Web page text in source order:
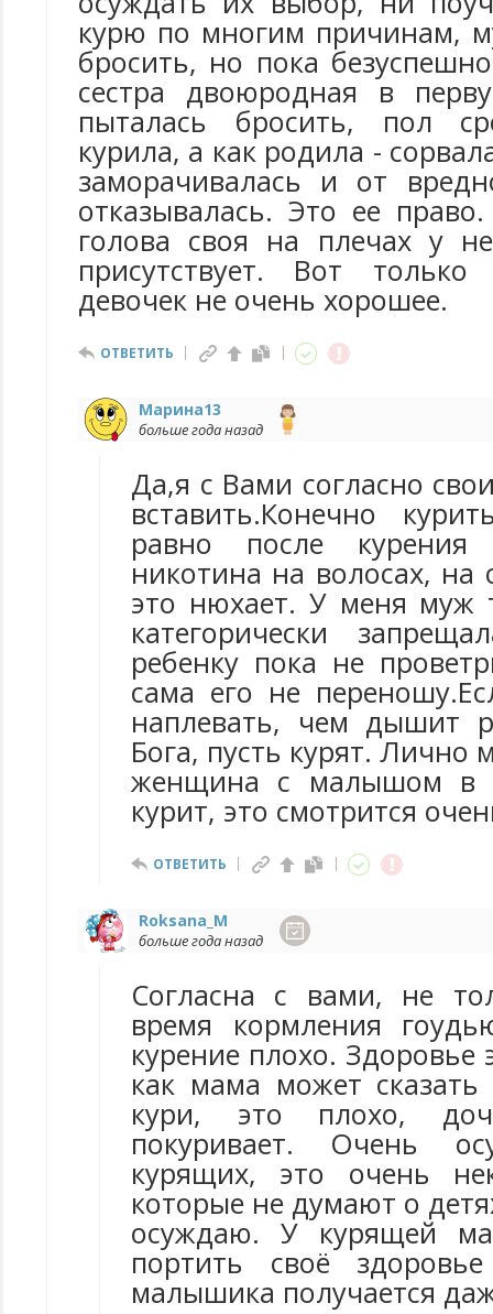
курю по многим причинам,
бросить, но пока
сестра двоюродная в
пыталась бросить, пол
курила, а как родила -
заморачивалась и от
отказывалась. Это ее
голова своя на плечах у
присутствует. Вот
девочек не очень хорошее.
ОТВЕТИТЬ
Марина13
больше года назад
Да,я с Вами согласно
вставить.Конечно
равно после курения
никотина на волосах,
это нюхает. У меня муж
категорически
ребенку пока не
сама его не
наплевать, чем дышит
Бога, пусть курят. Лично
женщина с малышом в
курит, это смотрится
ОТВЕТИТЬ
Roksana_M
больше года назад
Согласна с вами, не
время кормления
курение плохо. Здоровье
как мама может
кури, это плохо,
покуривает. Очень
курящих, это очень
которые не думают о
осуждаю. У курящей
портить своё
малышика получается